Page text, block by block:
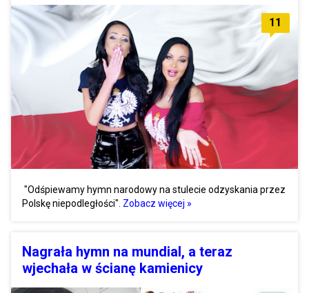
11
"Odśpiewamy hymn narodowy na stulecie odzyskania przez
Polskę niepodległości". Zobacz więcej »
Nagrała hymn na mundial, a teraz
wjechała w ścianę kamienicy